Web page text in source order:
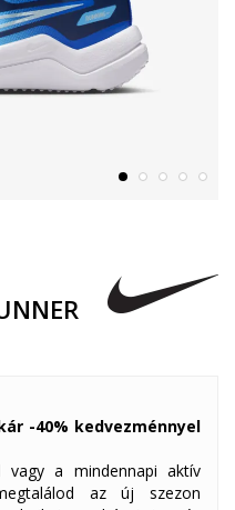
-40% kedvezménnyel
vagy a mindennapi aktív
az új szezon